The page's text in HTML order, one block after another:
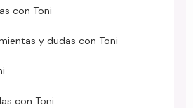
con Toni
y dudas con Toni
con Toni